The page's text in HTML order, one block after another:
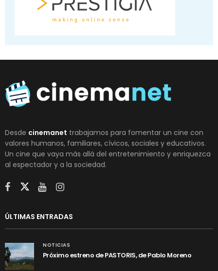
Desde cinemanet trabajamos para fomentar un cine con
valores humanos, familiares, cívicos, sociales y educativos.
Un cine que vaya más allá del entretenimiento y enriquezca
al espectador y a la sociedad.
ÚLTIMAS ENTRADAS
NOTICIAS
Próximo estreno de PASTORIS, de Pablo Moreno